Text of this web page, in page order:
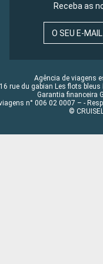
Receba as
O SEU E-MAIL
Agência de viagens
16 rue du gabian Les flots
Garantia financeira
n° 006 02 0007 – -
©